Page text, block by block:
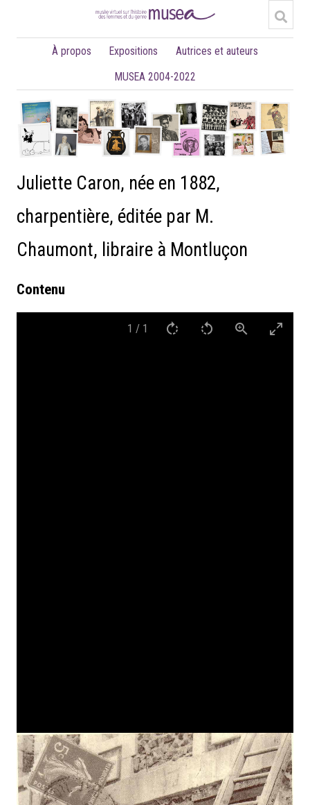
À propos Expositions
Autrices et auteurs
MUSEA 2004-2022
Juliette Caron, née en 1882,
charpentière, éditée par M.
Chaumont, libraire à Montluçon
Contenu
1 / 1